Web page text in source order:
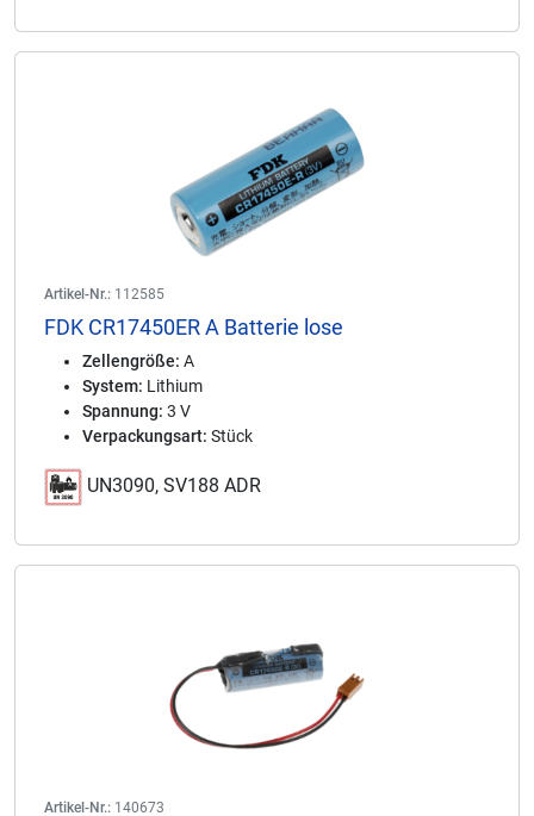
Artikel-Nr.: 112585
FDK CR17450ER A Batterie lose
Zellengröße: A
System: Lithium
Spannung: 3 V
Verpackungsart: Stück
UN3090, SV188 ADR
Artikel-Nr.: 140673